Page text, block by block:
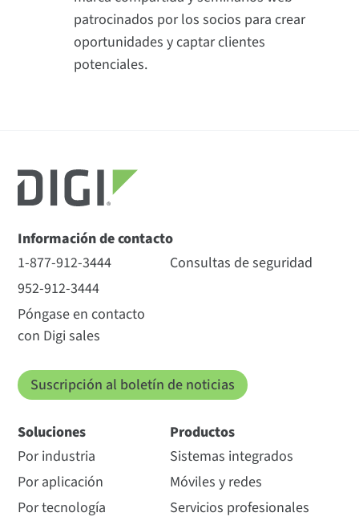
patrocinados por los socios para crear
oportunidades y captar clientes
potenciales.
Información de contacto
1-877-912-3444
952-912-3444
Póngase en contacto
con Digi sales
Consultas de seguridad
Suscripción al boletín de noticias
Soluciones
Por industria
Por aplicación
Por tecnología
Productos
Sistemas integrados
Móviles y redes
Servicios profesionales